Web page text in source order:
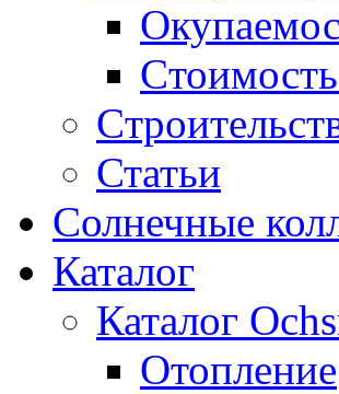
Статьи
Солнечные
Каталог
Каталог
Отопление